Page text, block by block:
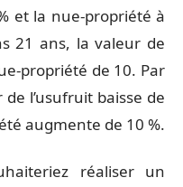
et la nue-propriété à
21 ans, la valeur de
propriété de 10. Par
l’usufruit baisse de
augmente de 10 %.
réaliser un